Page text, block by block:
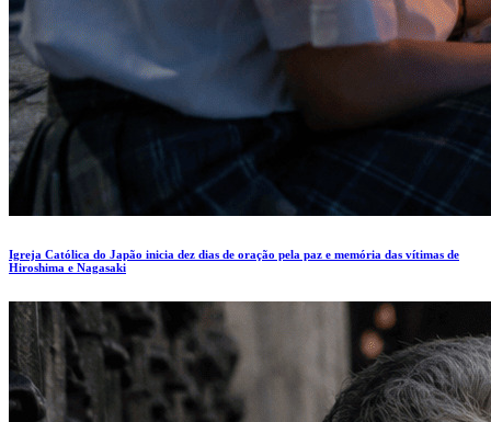
Igreja Católica do Japão inicia dez dias de oração pela paz e memória das vítimas de
Hiroshima e Nagasaki